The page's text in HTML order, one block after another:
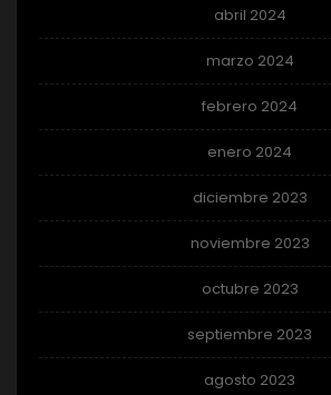
abril 2024
marzo 2024
febrero 2024
enero 2024
diciembre 2023
noviembre 2023
octubre 2023
septiembre 2023
agosto 2023